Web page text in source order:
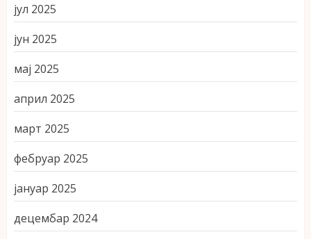
јул 2025
јун 2025
мај 2025
април 2025
март 2025
фебруар 2025
јануар 2025
децембар 2024